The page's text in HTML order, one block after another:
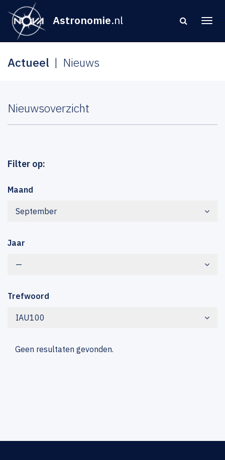
Astronomie.nl
Actueel Nieuws
Nieuwsoverzicht
Filter op:
Maand
September
Jaar
—
Trefwoord
IAU100
Geen resultaten gevonden.